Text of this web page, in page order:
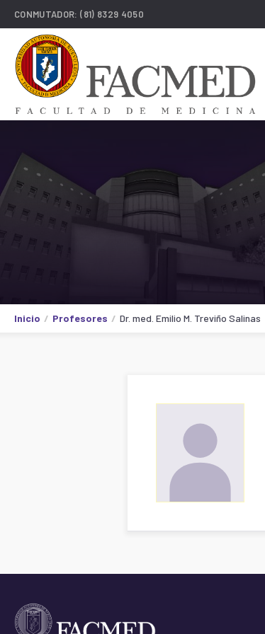
CONMUTADOR:(81) 8329 4050
Inicio Profesores Dr. med. Emilio M. Treviño Salinas